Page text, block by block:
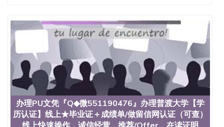
University）圣何塞州立大学文凭（San Jose State
University）圣何塞州立大学文凭（San Jose State
University）文凭圣何塞州立大学文凭（San Jose
State University）圣何塞州立大学学历（ San Jose
State University）圣何塞州立大学学历（San Jose
State University）圣何塞州立大学学历（San Jose
State University）圣 塞州立大学学历（San Jose
State University）圣何塞州立大学（San Jose State
University）圣何塞州立大学（San Jose State
University）圣何塞州立大学（San Jose State
University）圣何塞州立大学（San Jose State
University）圣何塞州立大学学位证（San Jose State
办理PU文凭『Q◆微551190476』办理普渡大学【学
历认证】线上★毕业证＋成绩单/做留信网认证（可查）
线上快速操作，诚信经营，推荐/Offer、在读证明